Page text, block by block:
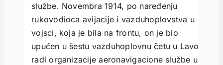
službe. Novembra 1914, po naređenju
rukovodioca avijacije i vazduhoplovstva u
vojsci, koja je bila na frontu, on je bio
upućen u šestu vazduhoplovnu četu u Lavov
radi organizacije aeronavigacione službe u